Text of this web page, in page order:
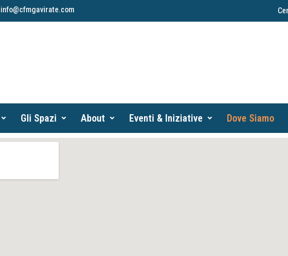
info@cfmgavirate.com
Gli Spazi About Eventi & Iniziative Dove Siamo